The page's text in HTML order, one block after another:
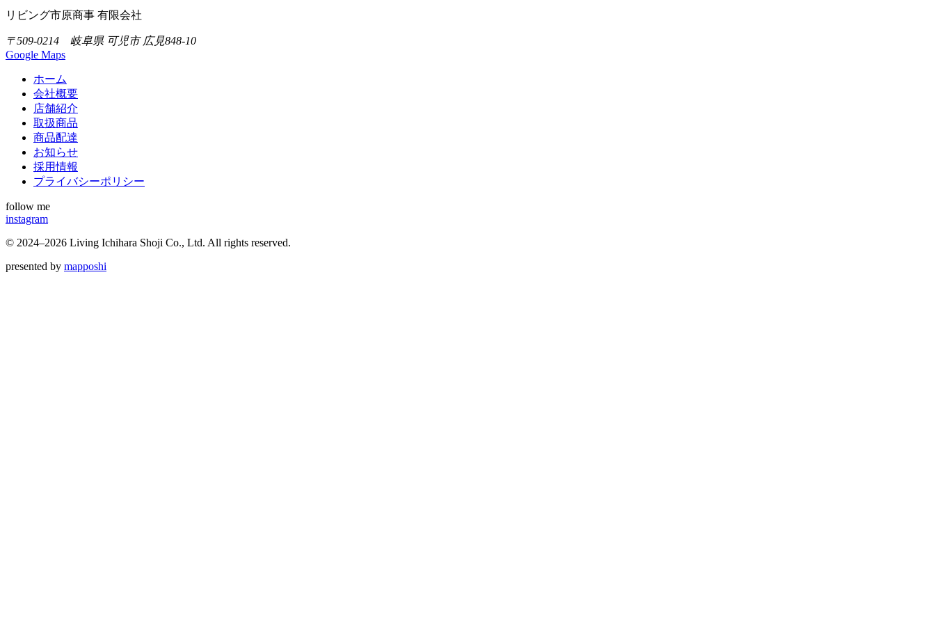
リビング市原商事 有限会社
〒509-0214 岐阜県 可児市 広見848-10
Google Maps
ホーム
会社概要
店舗紹介
取扱商品
商品配達
お知らせ
採用情報
プライバシーポリシー
follow me
instagram
© 2024–2026 Living Ichihara Shoji Co., Ltd. All rights reserved.
presented by mapposhi